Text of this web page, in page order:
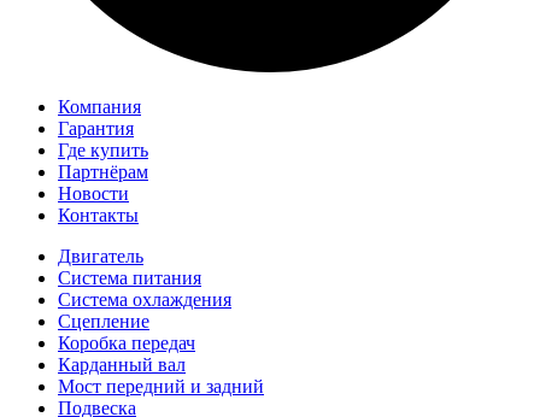
Компания
Гарантия
Где купить
Партнёрам
Новости
Контакты
Двигатель
Система питания
Система охлаждения
Сцепление
Коробка передач
Карданный вал
Мост передний и задний
Подвеска